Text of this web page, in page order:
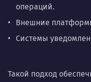
операций.
Внешние
Системы
Такой подход